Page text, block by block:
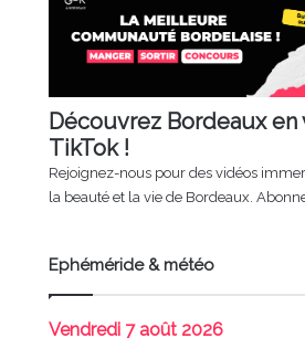
Découvrez Bordeaux
TikTok !
Rejoignez-nous pour des vidéos
la beauté et la vie de Bordeaux.
Ephéméride & météo
Vendredi 7 août 2026